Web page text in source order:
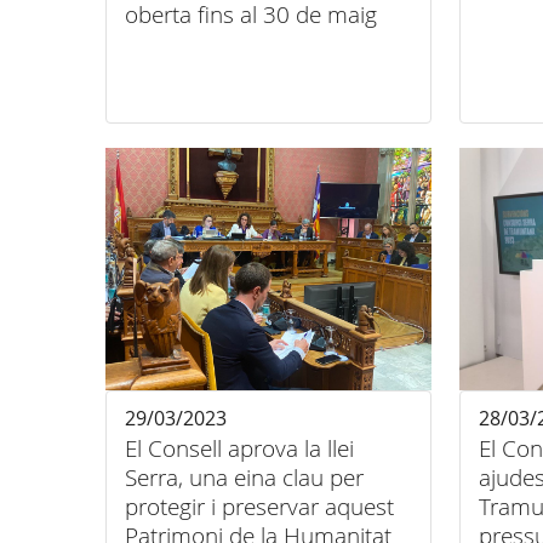
oberta fins al 30 de maig
El Consell aprova la llei
Serra, una eina clau per
protegir i preservar aquest
Patrimoni de la Humanitat
29/03/2023
El
28/03/